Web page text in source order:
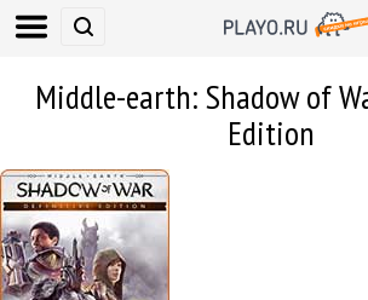
Middle-earth: Shadow of
Edition